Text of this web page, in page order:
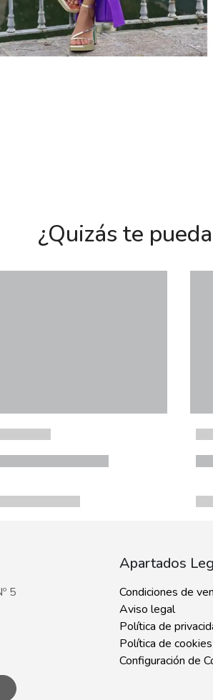
¿Quizás te
5
Apartados
Condiciones de
Aviso legal
Política de
Política de cookies
Configuración de